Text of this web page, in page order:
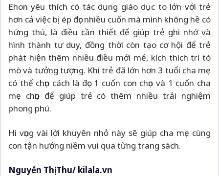
Ehon yêu thích có tác dụng giáo dục to lớn với trẻ
hơn cả việc bị ép đọc nhiều cuốn mà mình không hề có
hứng thú, là điều cần thiết để giúp trẻ ghi nhớ và
hình thành tư duy, đồng thời còn tạo cơ hội để trẻ
phát hiện thêm nhiều điều mới mẻ, kích thích trí tò
mò và tưởng tượng. Khi trẻ đã lớn hơn 3 tuổi cha mẹ
có thể chọn cách là đọc 1 cuốn con chọn và 1 cuốn cha
mẹ chọn để giúp trẻ có thêm nhiều trải nghiệm
phong phú.
Hi vọng vài lời khuyên nhỏ này sẽ giúp cha mẹ cùng
con tận hưởng niềm vui qua từng trang sách.
Nguyễn Thị Thu/ kilala.vn